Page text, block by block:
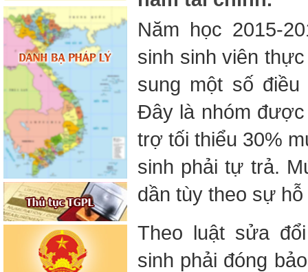
Năm học 2015-
sinh sinh viên
sung một số
Đây là nhóm
trợ tối thiểu 30%
sinh phải tự trả.
dần tùy theo sự
Theo luật sửa
sinh phải đóng